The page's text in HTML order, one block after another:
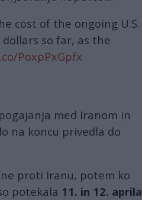
cost of the ongoing U.S.
so far, as the
PoxpPxGpfx
med Iranom in
na koncu privedla do
proti Iranu, potem ko
potekala 11. in 12. aprila